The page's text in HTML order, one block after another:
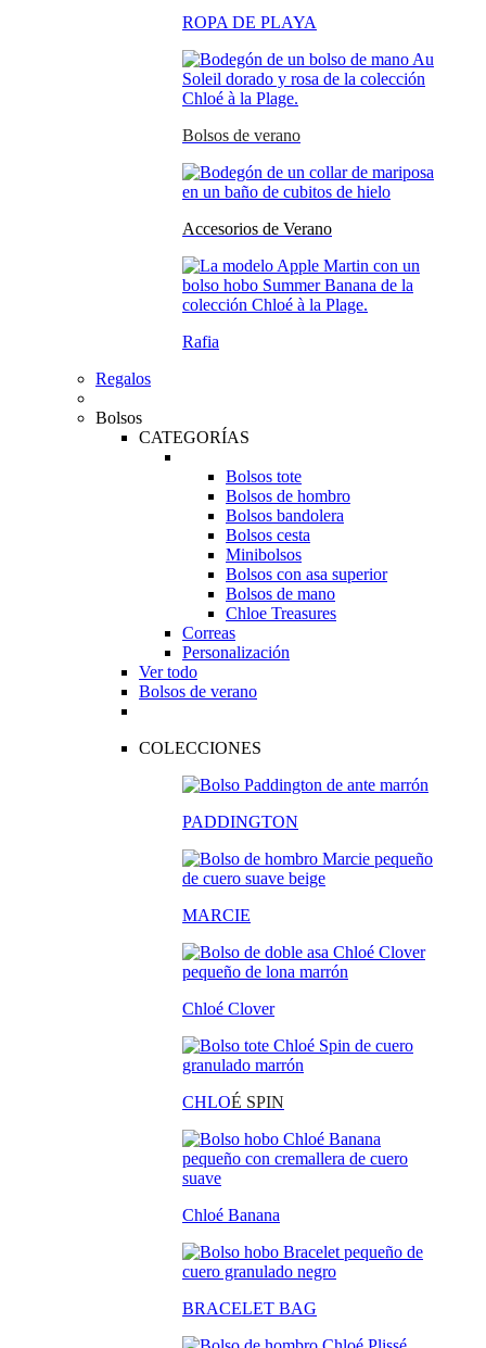
ROPA DE PLAYA
Bolsos de verano
Accesorios de Verano
Rafia
Regalos
Bolsos
CATEGORÍAS
Bolsos tote
Bolsos de hombro
Bolsos bandolera
Bolsos cesta
Minibolsos
Bolsos con asa superior
Bolsos de mano
Chloe Treasures
Correas
Personalización
Ver todo
Bolsos de verano
COLECCIONES
PADDINGTON
MARCIE
Chloé Clover
CHLOÉ SPIN
Chloé Banana
BRACELET BAG